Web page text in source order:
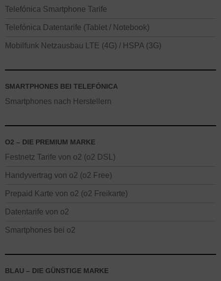
Telefónica Smartphone Tarife
Telefónica Datentarife (Tablet / Notebook)
Mobilfunk Netzausbau LTE (4G) / HSPA (3G)
SMARTPHONES BEI TELEFÓNICA
Smartphones nach Herstellern
O2 – DIE PREMIUM MARKE
Festnetz Tarife von o2 (o2 DSL)
Handyvertrag von o2 (o2 Free)
Prepaid Karte von o2 (o2 Freikarte)
Datentarife von o2
Smartphones bei o2
BLAU – DIE GÜNSTIGE MARKE